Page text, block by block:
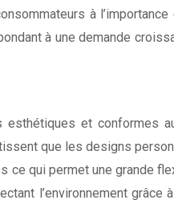
à
à une demande
et conformes
que les designs
ce qui permet une grande
l’environnement grâce